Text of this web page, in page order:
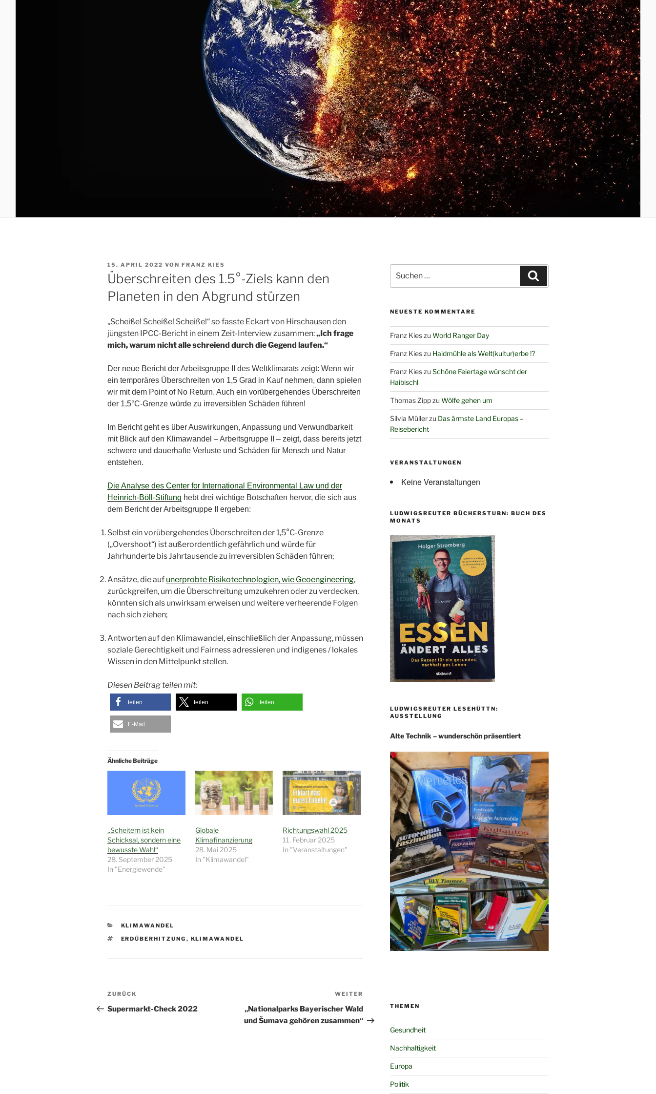
VERÖFFENTLICHT
AM
15. APRIL 2022 VON FRANZ KIES
Überschreiten des 1.5°-Ziels kann den
Planeten in den Abgrund stürzen
„Scheiße! Scheiße! Scheiße!“ so fasste Eckart von Hirschausen den
jüngsten IPCC-Bericht in einem Zeit-Interview zusammen:„Ich frage
mich, warum nicht alle schreiend durch die Gegend laufen.“
Der neue Bericht der Arbeitsgruppe II des Weltklimarats zeigt: Wenn wir
ein temporäres Überschreiten von 1,5 Grad in Kauf nehmen, dann spielen
wir mit dem Point of No Return. Auch ein vorübergehendes Überschreiten
der 1,5°C-Grenze würde zu irreversiblen Schäden führen!
Im Bericht geht es über Auswirkungen, Anpassung und Verwundbarkeit
mit Blick auf den Klimawandel – Arbeitsgruppe II – zeigt, dass bereits jetzt
schwere und dauerhafte Verluste und Schäden für Mensch und Natur
entstehen.
Die Analyse des Center for International Environmental Law und der
Heinrich-Böll-Stiftung hebt drei wichtige Botschaften hervor, die sich aus
dem Bericht der Arbeitsgruppe II ergeben:
Selbst ein vorübergehendes Überschreiten der 1,5°C-Grenze
(„Overshoot“) ist außerordentlich gefährlich und würde für
Jahrhunderte bis Jahrtausende zu irreversiblen Schäden führen;
Ansätze, die auf unerprobte Risikotechnologien, wie Geoengineering,
zurückgreifen, um die Überschreitung umzukehren oder zu verdecken,
könnten sich als unwirksam erweisen und weitere verheerende Folgen
nach sich ziehen;
Antworten auf den Klimawandel, einschließlich der Anpassung, müssen
soziale Gerechtigkeit und Fairness adressieren und indigenes / lokales
Wissen in den Mittelpunkt stellen.
Diesen Beitrag teilen mit:
teilen teilen teilen
E-Mail
Ähnliche Beiträge
„Scheitern ist kein
Schicksal, sondern eine
bewusste Wahl“
28. September 2025
In "Energiewende"
Globale
Klimafinanzierung
28. Mai 2025
In "Klimawandel"
Richtungswahl 2025
11. Februar 2025
In "Veranstaltungen"
KATEGORIEN
KLIMAWANDEL
SCHLAGWÖRTER
ERDÜBERHITZUNG , KLIMAWANDEL
Beitragsnavigation
Vorheriger
Beitrag
ZURÜCK
Supermarkt-Check 2022
Beitrag
WEITER
„Nationalparks Bayerischer Wald
und Šumava gehören zusammen“
nach:
NEUESTE KOMMENTARE
Franz Kieszu World Ranger Day
Franz Kieszu Haidmühle als Welt(kultur)erbe !?
Franz Kieszu Schöne Feiertage wünscht der
Haibischl
Thomas Zippzu Wölfe gehen um
Silvia Müllerzu Das ärmste Land Europas –
Reisebericht
VERANSTALTUNGEN
Keine Veranstaltungen
LUDWIGSREUTER BÜCHERSTUBN: BUCH DES
MONATS
LUDWIGSREUTER LESEHÜTTN:
AUSSTELLUNG
Alte Technik – wunderschön präsentiert
THEMEN
Gesundheit
Nachhaltigkeit
Europa
Politik